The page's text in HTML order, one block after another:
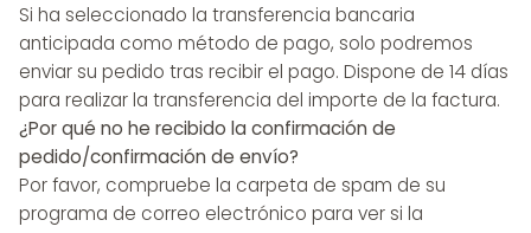
Si ha seleccionado la transferencia bancaria
anticipada como método de pago, solo podremos
enviar su pedido tras recibir el pago. Dispone de 14 días
para realizar la transferencia del importe de la factura.
¿Por qué no he recibido la confirmación de
pedido/confirmación de envío?
Por favor, compruebe la carpeta de spam de su
programa de correo electrónico para ver si la